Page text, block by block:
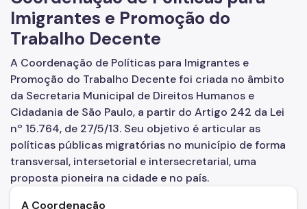
CRAI Móvel
Plano Municipal
Legislação
Participação Social
Programas e Projetos
Imigrantes e Promoção do
Trabalho Decente
A Coordenação de Políticas para Imigrantes e
Promoção do Trabalho Decente foi criada no âmbito
da Secretaria Municipal de Direitos Humanos e
Cidadania de São Paulo, a partir do Artigo 242 da Lei
nº 15.764, de 27/5/13. Seu objetivo é articular as
políticas públicas migratórias no município de forma
transversal, intersetorial e intersecretarial, uma
proposta pioneira na cidade e no país.
A Coordenação